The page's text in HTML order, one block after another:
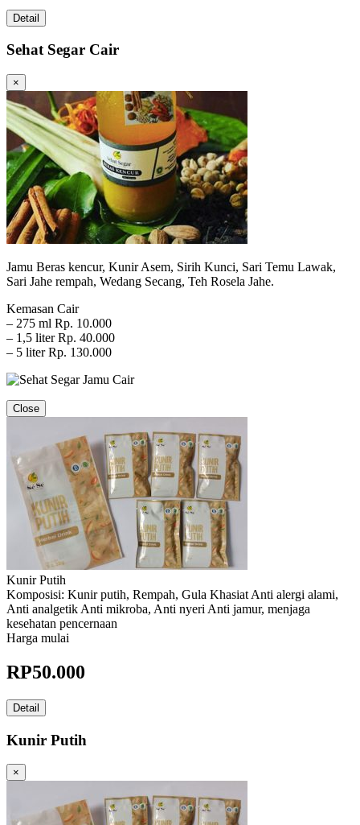
Detail
Sehat Segar Cair
×
Jamu Beras kencur, Kunir Asem, Sirih Kunci, Sari Temu Lawak,
Sari Jahe rempah, Wedang Secang, Teh Rosela Jahe.
Kemasan Cair
– 275 ml Rp. 10.000
– 1,5 liter Rp. 40.000
– 5 liter Rp. 130.000
Close
Kunir Putih
Komposisi: Kunir putih, Rempah, Gula Khasiat Anti alergi alami,
Anti analgetik Anti mikroba, Anti nyeri Anti jamur, menjaga
kesehatan pencernaan
Harga mulai
RP50.000
Detail
Kunir Putih
×